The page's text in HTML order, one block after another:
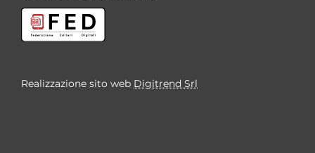
Realizzazione sito web Digitrend Srl